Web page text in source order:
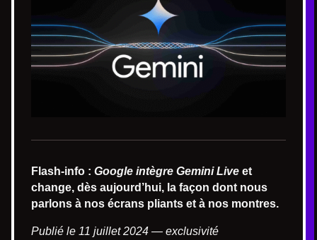
Flash-info : Google intègre Gemini Live et
change, dès aujourd’hui, la façon dont nous
parlons à nos écrans pliants et à nos montres.
Publié le 11 juillet 2024 — exclusivité